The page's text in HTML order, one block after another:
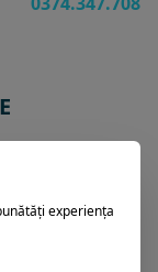
Rezervari si informatii
experiența